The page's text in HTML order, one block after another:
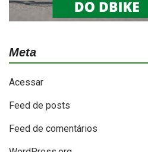
Meta
Acessar
Feed de posts
Feed de comentários